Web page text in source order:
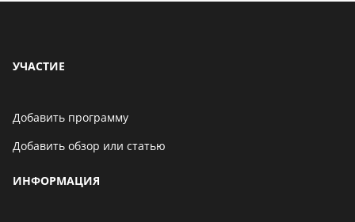
УЧАСТИЕ
Добавить программу
Добавить обзор или статью
ИНФОРМАЦИЯ